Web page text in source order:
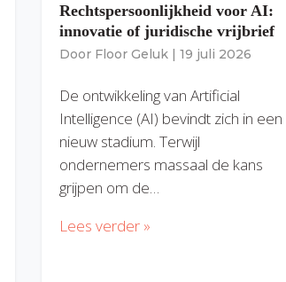
Rechtspersoonlijkheid voor AI:
innovatie of juridische vrijbrief
Door Floor Geluk | 19 juli 2026
De ontwikkeling van Artificial
Intelligence (AI) bevindt zich in een
nieuw stadium. Terwijl
ondernemers massaal de kans
grijpen om de…
Lees verder »